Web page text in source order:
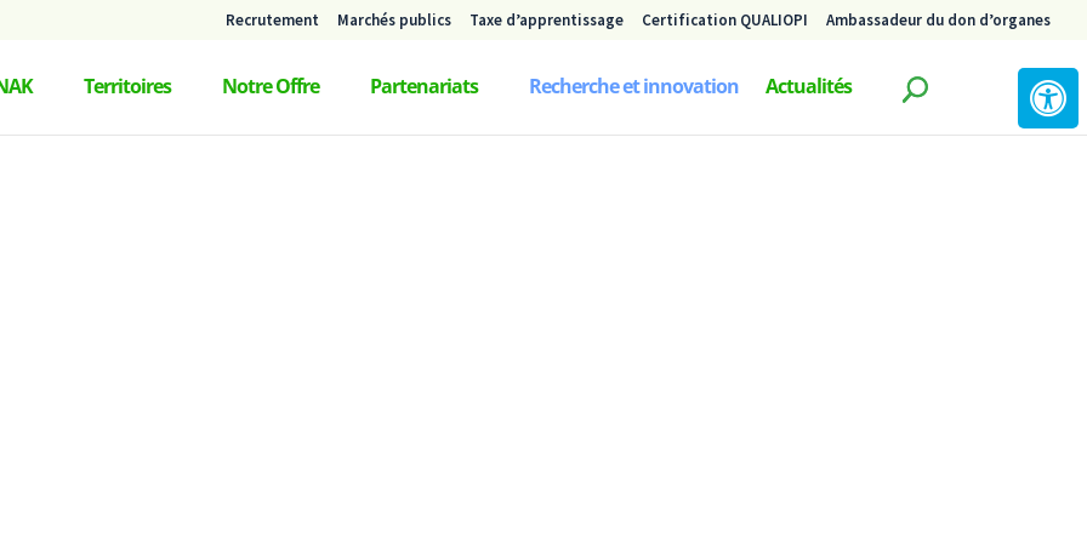
Recrutement Marchés publics Taxe d’apprentissage Certification QUALIOPI Ambassadeur du don d’organes
Territoires Notre Offre Partenariats Recherche et innovation Actualités